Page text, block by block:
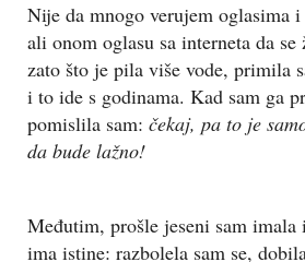
Nije da mnogo verujem oglasima
ali onom oglasu sa interneta da
zato što je pila više vode, primila
i to ide s godinama. Kad sam ga
pomislila sam: čekaj, pa to je
da bude lažno!
Međutim, prošle jeseni sam imala
ima istine: razbolela sam se,